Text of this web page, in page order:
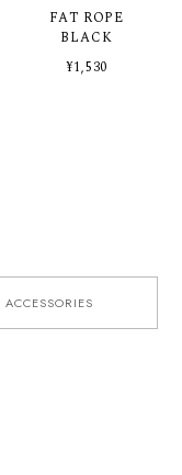
FAT ROPE
BLACK
¥1,530
ACCESSORIES